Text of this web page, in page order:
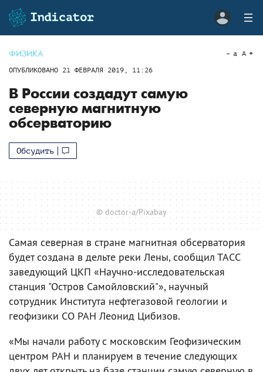
ФИЗИКА
ОПУБЛИКОВАНО 21 ФЕВРАЛЯ 2019, 11:26
a A
В России создадут самую
северную магнитную
обсерваторию
Обсудить
© doctor-a/Pixabay
Самая северная в стране магнитная обсерватория
будет создана в дельте реки Лены, сообщил ТАСС
заведующий ЦКП «Научно-исследовательская
станция "Остров Самойловский"», научный
сотрудник Института нефтегазовой геологии и
геофизики СО РАН Леонид Цибизов.
«Мы начали работу с московским Геофизическим
центром РАН и планируем в течение следующих